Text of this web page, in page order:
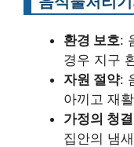
환경 보호:
경우 지구
자원 절약:
아끼고 재
가정의 청
집안의 냄